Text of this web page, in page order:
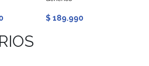
$ 189.990